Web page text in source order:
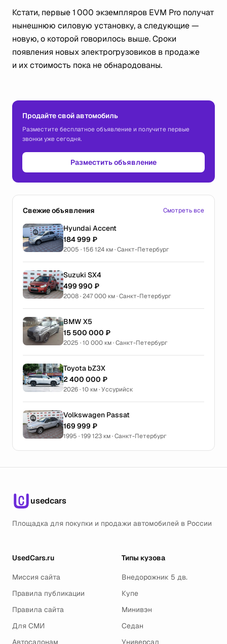
Кстати, первые 1 000 экземпляров EVM Pro получат
нынешнюю силовую установку, а следующие —
новую, о которой говорилось выше. Сроки
появления новых электрогрузовиков в продаже
и их стоимость пока не обнародованы.
Продайте свой автомобиль
Разместите бесплатное объявление и получите первые
звонки уже сегодня.
Разместить объявление
Свежие объявления Смотреть все
Hyundai Accent
184 999 ₽
2005 · 156 124 км · Санкт-Петербург
Suzuki SX4
499 990 ₽
2008 · 247 000 км · Санкт-Петербург
BMW X5
15 500 000 ₽
2025 · 10 000 км · Санкт-Петербург
Toyota bZ3X
2 400 000 ₽
2026 · 10 км · Уссурийск
Volkswagen Passat
169 999 ₽
1995 · 199 123 км · Санкт-Петербург
usedcars
Площадка для покупки и продажи автомобилей в России
UsedCars.ru
Миссия сайта
Правила публикации
Правила сайта
Для СМИ
Автосалонам
Типы кузова
Внедорожник 5 дв.
Купе
Минивэн
Седан
Универсал